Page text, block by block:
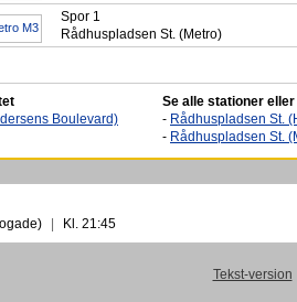
M3
Spor 1
Rådhuspladsen St. (Metro)
Boulevard)
Se alle stationer
- Rådhuspladsen St.
- Rådhuspladsen St.
Kl. 21:45
Tekst-version